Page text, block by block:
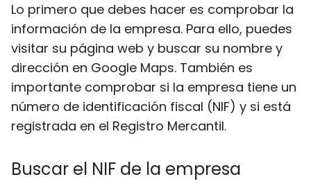
Lo primero que debes hacer es comprobar la
información de la empresa. Para ello, puedes
visitar su página web y buscar su nombre y
dirección en Google Maps. También es
importante comprobar si la empresa tiene un
número de identificación fiscal (NIF) y si está
registrada en el Registro Mercantil.
Buscar el NIF de la empresa